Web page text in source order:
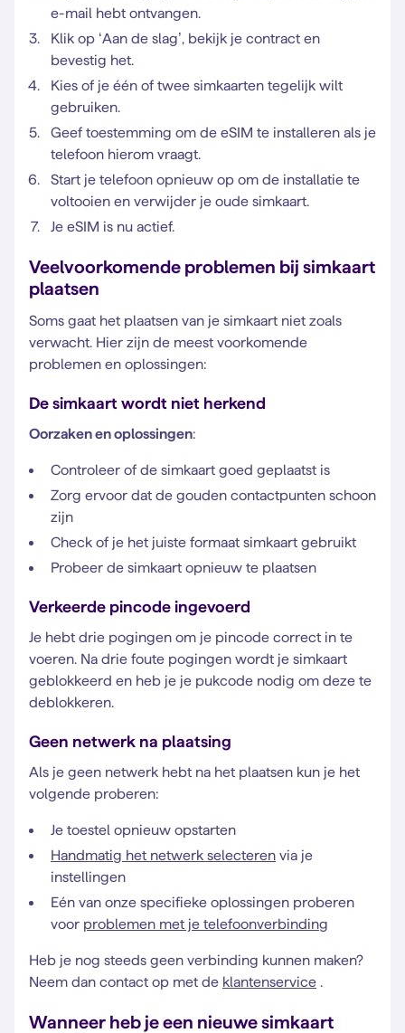
e-mail hebt ontvangen.
Klik op ‘Aan de slag’, bekijk je contract en
bevestig het.
Kies of je één of twee simkaarten tegelijk wilt
gebruiken.
Geef toestemming om de eSIM te installeren als je
telefoon hierom vraagt.
Start je telefoon opnieuw op om de installatie te
voltooien en verwijder je oude simkaart.
Je eSIM is nu actief.
Veelvoorkomende problemen bij simkaart
plaatsen
Soms gaat het plaatsen van je simkaart niet zoals
verwacht. Hier zijn de meest voorkomende
problemen en oplossingen:
De simkaart wordt niet herkend
Oorzaken en oplossingen:
Controleer of de simkaart goed geplaatst is
Zorg ervoor dat de gouden contactpunten schoon
zijn
Check of je het juiste formaat simkaart gebruikt
Probeer de simkaart opnieuw te plaatsen
Verkeerde pincode ingevoerd
Je hebt drie pogingen om je pincode correct in te
voeren. Na drie foute pogingen wordt je simkaart
geblokkeerd en heb je je pukcode nodig om deze te
deblokkeren.
Geen netwerk na plaatsing
Als je geen netwerk hebt na het plaatsen kun je het
volgende proberen:
Je toestel opnieuw opstarten
Handmatig het netwerk selecteren via je
instellingen
Eén van onze specifieke oplossingen proberen
voor problemen met je telefoonverbinding
Heb je nog steeds geen verbinding kunnen maken?
Neem dan contact op met de klantenservice .
Wanneer heb je een nieuwe simkaart